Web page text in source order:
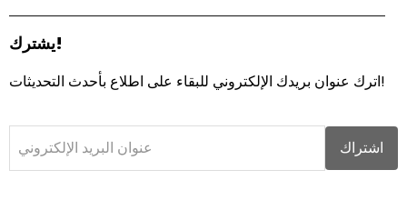
يشترك!
اترك عنوان بريدك الإلكتروني للبقاء على اطلاع بأحدث التحديثات!
عنوان البريد الإلكتروني اشتراك